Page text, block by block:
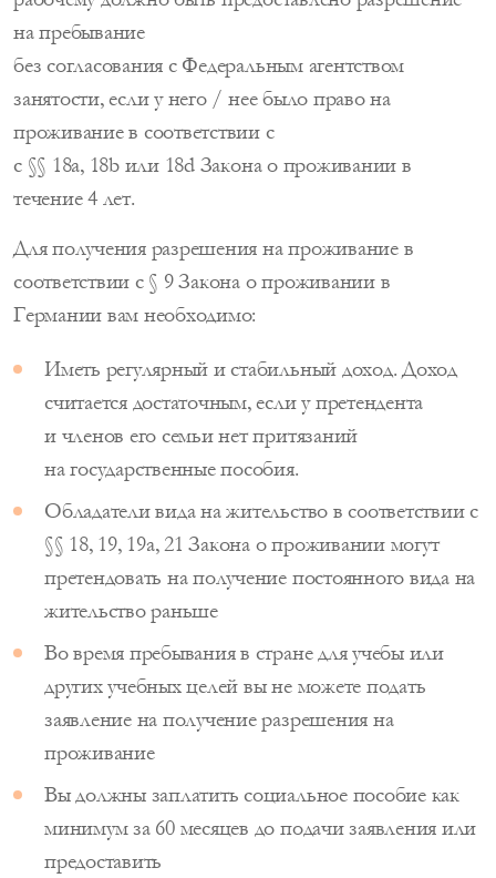
на пребывание
без согласования с Федеральным агентством
занятости, если у него / нее было право на
проживание в соответствии с
с §§ 18a, 18b или 18d Закона о проживании в
течение 4 лет.
Для получения разрешения на проживание в
соответствии с § 9 Закона о проживании в
Германии вам необходимо:
Иметь регулярный и стабильный доход. Доход
считается достаточным, если у претендента
и членов его семьи нет притязаний
на государственные пособия.
Обладатели вида на жительство в соответствии с
§§ 18, 19, 19a, 21 Закона о проживании могут
претендовать на получение постоянного вида на
жительство раньше
Во время пребывания в стране для учебы или
других учебных целей вы не можете подать
заявление на получение разрешения на
проживание
Вы должны заплатить социальное пособие как
минимум за 60 месяцев до подачи заявления или
предоставить